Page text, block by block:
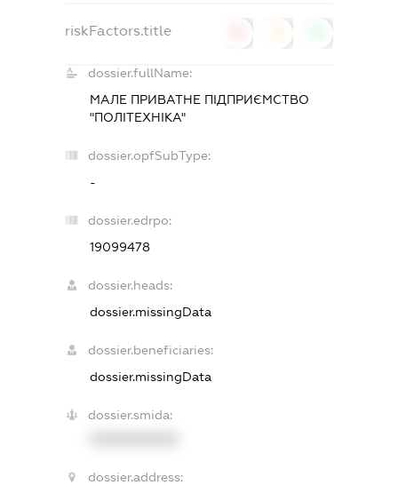
riskFactors.title
dossier.fullName:
МАЛЕ ПРИВАТНЕ ПІДПРИЄМСТВО
"ПОЛІТЕХНІКА"
dossier.opfSubType:
-
dossier.edrpo:
19099478
dossier.heads:
dossier.missingData
dossier.beneficiaries:
dossier.missingData
dossier.smida:
dossier.address: